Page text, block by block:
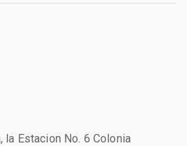
la Estacion No. 6 Colonia